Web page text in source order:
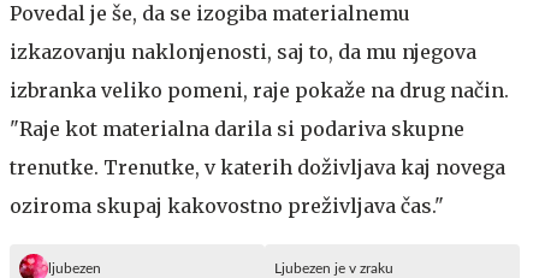
Povedal je še, da se izogiba materialnemu
izkazovanju naklonjenosti, saj to, da mu njegova
izbranka veliko pomeni, raje pokaže na drug način.
"Raje kot materialna darila si podariva skupne
trenutke. Trenutke, v katerih doživljava kaj novega
oziroma skupaj kakovostno preživljava čas."
ljubezen Ljubezen je v zraku